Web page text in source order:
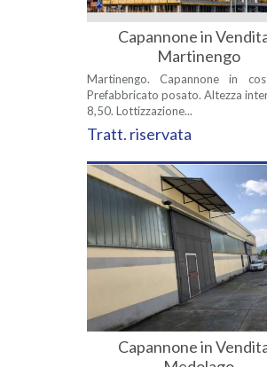
Capannone in
Martinengo
Martinengo. Capannone in
Prefabbricato posato. Altezza
8,50. Lottizzazione...
Tratt. riservata
Capannone in